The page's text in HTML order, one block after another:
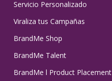
Servicio Personalizado
Viraliza tus Campañas
BrandMe Shop
BrandMe Talent
BrandMe l Product Placement